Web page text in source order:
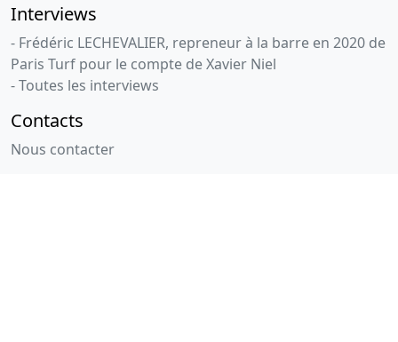
Interviews
- Frédéric LECHEVALIER, repreneur à la barre en 2020 de
Paris Turf pour le compte de Xavier Niel
- Toutes les interviews
Contacts
Nous contacter